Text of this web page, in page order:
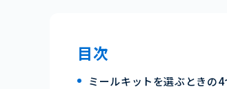
目次
ミールキットを選ぶときの